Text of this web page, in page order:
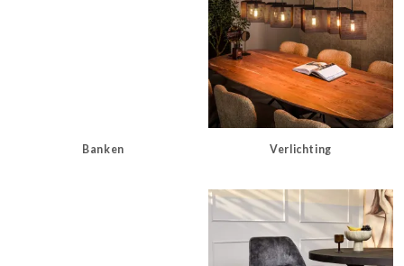
Banken Verlichting